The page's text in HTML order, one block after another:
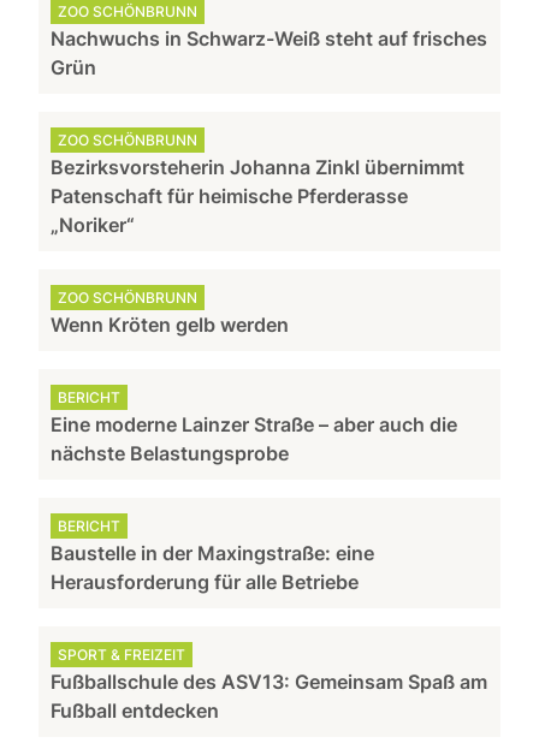
ZOO SCHÖNBRUNN
Nachwuchs in Schwarz-Weiß steht auf frisches
Grün
ZOO SCHÖNBRUNN
Bezirksvorsteherin Johanna Zinkl übernimmt
Patenschaft für heimische Pferderasse
„Noriker“
ZOO SCHÖNBRUNN
Wenn Kröten gelb werden
BERICHT
Eine moderne Lainzer Straße – aber auch die
nächste Belastungsprobe
BERICHT
Baustelle in der Maxingstraße: eine
Herausforderung für alle Betriebe
SPORT & FREIZEIT
Fußballschule des ASV13: Gemeinsam Spaß am
Fußball entdecken